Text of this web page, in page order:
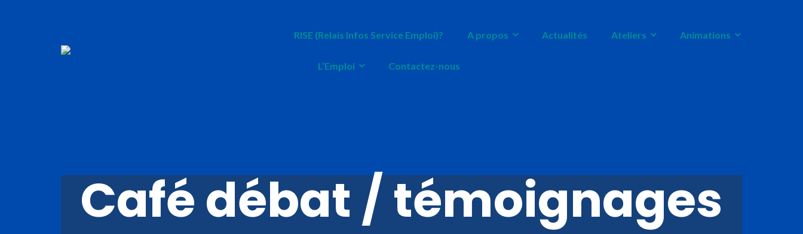
RISE (Relais Infos Service Emploi)? A propos Actualités Ateliers Animations
L’Emploi Contactez-nous
Café débat / témoignages